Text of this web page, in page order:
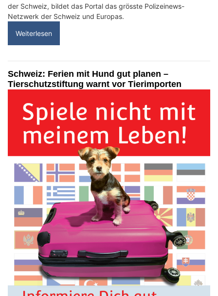
der Schweiz, bildet das Portal das grösste Polizeinews-
Netzwerk der Schweiz und Europas.
Weiterlesen
Schweiz: Ferien mit Hund gut planen –
Tierschutzstiftung warnt vor Tierimporten